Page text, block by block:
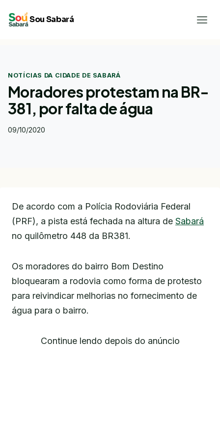
para
Sou Sabará
NOTÍCIAS DA CIDADE DE SABARÁ
Moradores protestam na BR-
381, por falta de água
09/10/2020
De acordo com a Polícia Rodoviária Federal
(PRF), a pista está fechada na altura de Sabará
no quilômetro 448 da BR381.
Os moradores do bairro Bom Destino
bloquearam a rodovia como forma de protesto
para reivindicar melhorias no fornecimento de
água para o bairro.
Continue lendo depois do anúncio